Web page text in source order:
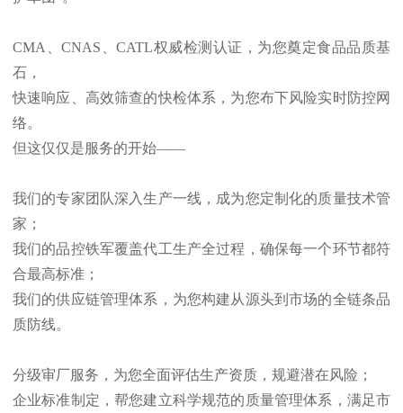
CMA、CNAS CATL权威检测 认证，为您奠定食品品质基
石，
快速响应、高效筛查的快检体系，为您布下风险实时防控网
络。
但这仅仅是服务的开始——
我们的专家团队深入生产一线，成为您定制化的质量技术管
家；
我们的品控铁军覆盖代工生产全过程，确保每一个环节都符
合最高标准；
我们的供应链管理体系，为您构建从源头到市场的全链条品
质防线。
分级审厂服务，为您全面评估生产资质，规避潜在风险；
企业标准制定，帮您建立科学规范的质量管理体系，满足市